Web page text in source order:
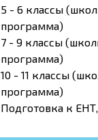
5 - 6 классы
программа)
7 - 9 классы
программа)
10 - 11 классы
программа)
Подготовка к